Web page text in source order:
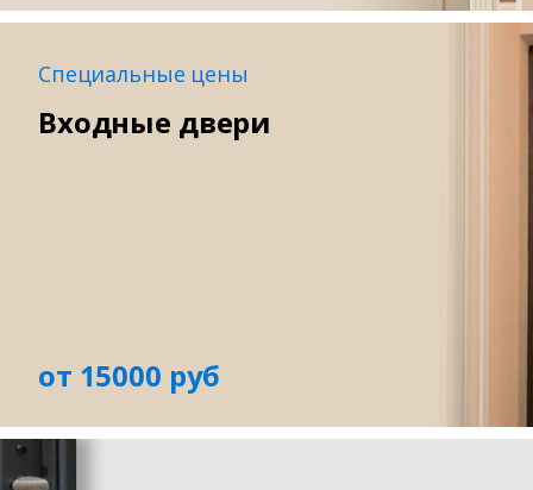
Специальные цены
Входные двери
от 15000 руб